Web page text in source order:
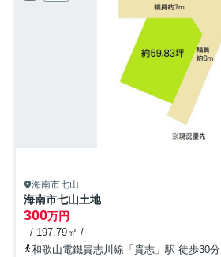
海南市七山
海南市七山土地
300万円
- / 197.79㎡ / -
和歌山電鐵貴志川線「貴志」駅 徒歩30分